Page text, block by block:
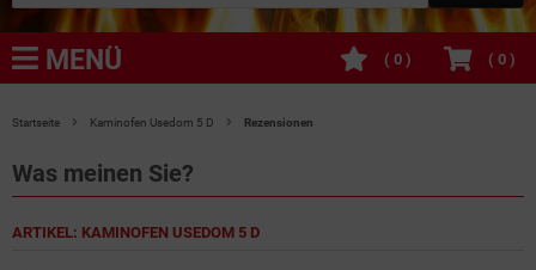
MENÜ ( 0 )
( 0 )
Startseite Kaminofen Usedom 5 D Rezensionen
Was meinen Sie?
ARTIKEL: KAMINOFEN USEDOM 5 D